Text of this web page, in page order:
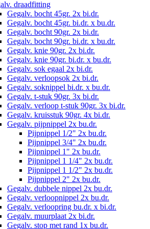
draadfitting
Gegalv. bocht 45gr. 2x bi.dr.
Gegalv. bocht 45gr. bi.dr. x bu.dr.
Gegalv. bocht 90gr. 2x bi.dr.
Gegalv. bocht 90gr. bi.dr. x bu.dr.
Gegalv. knie 90gr. 2x bi.dr.
Gegalv. knie 90gr. bi.dr. x bu.dr.
Gegalv. sok egaal 2x bi.dr.
Gegalv. verloopsok 2x bi.dr.
Gegalv. soknippel bi.dr. x bu.dr.
Gegalv. t-stuk 90gr. 3x bi.dr.
Gegalv. verloop t-stuk 90gr. 3x bi.dr.
Gegalv. kruisstuk 90gr. 4x bi.dr.
Gegalv. pijpnippel 2x bu.dr.
Pijpnippel 1/2" 2x bu.dr.
Pijpnippel 3/4" 2x bu.dr.
Pijpnippel 1" 2x bu.dr.
Pijpnippel 1 1/4" 2x bu.dr.
Pijpnippel 1 1/2" 2x bu.dr.
Pijpnippel 2" 2x bu.dr.
Gegalv. dubbele nippel 2x bu.dr.
Gegalv. verloopnippel 2x bu.dr.
Gegalv. verloopring bu.dr. x bi.dr.
Gegalv. muurplaat 2x bi.dr.
Gegalv. stop met rand 1x bu.dr.